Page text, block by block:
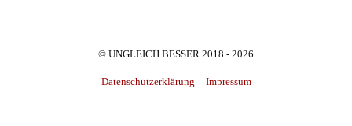
© UNGLEICH BESSER 2018 - 2026
Datenschutzerklärung Impressum